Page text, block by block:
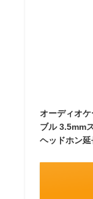
オーディオ
ブル 3.5mm
ヘッドホン